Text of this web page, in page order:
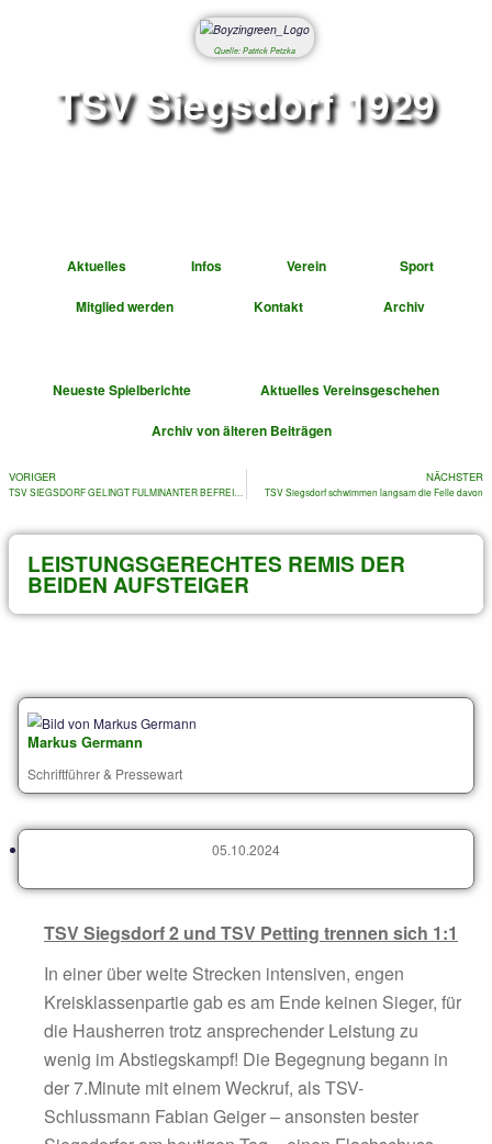
Quelle: Patrick Petzka
TSV Siegsdorf
Mitglied werden Kontakt
Neueste Spielberichte Aktuelles
Archiv von älteren Beiträgen
VORIGER
TSV SIEGSDORF GELINGT FULMINANTER BEFREIUNGSSCHLAG TSV Siegsdorf schwimmen
LEISTUNGSGERECHTES REMIS
BEIDEN AUFSTEIGER
Markus Germann
Schriftführer & Pressewart
05.10.2024